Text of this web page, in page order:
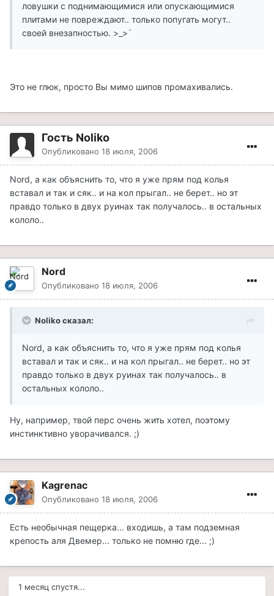
ловушки с поднимающимися или опускающимися
плитами не повреждают.. только попугать могут..
своей внезапностью. >_>`
Это не глюк, просто Вы мимо шипов промахивались.
Гость Noliko
Опубликовано 18 июля, 2006
Nord, а как объяснить то, что я уже прям под колья
вставал и так и сяк.. и на кол прыгал.. не берет.. но эт
правдо только в двух руинах так получалось.. в остальных
кололо..
Nord
Опубликовано 18 июля, 2006
Noliko сказал:
Nord, а как объяснить то, что я уже прям под колья
вставал и так и сяк.. и на кол прыгал.. не берет.. но эт
правдо только в двух руинах так получалось.. в
остальных кололо..
Ну, например, твой перс очень жить хотел, поэтому
инстинктивно уворачивался. ;)
Kagrenac
Опубликовано 18 июля, 2006
Есть необычная пещерка... входишь, а там подземная
крепость аля Двемер... только не помню где... ;)
1 месяц спустя...